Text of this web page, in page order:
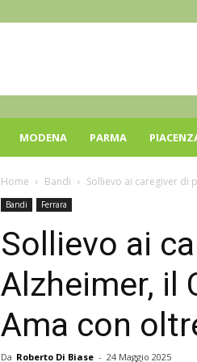
MODENA PARMA
Home Bandi Sollievo ai caregiver di
Bandi Ferrara
Sollievo ai
Alzheimer, il
Ama con
Da Roberto Di Biase - 24 Maggio 2025